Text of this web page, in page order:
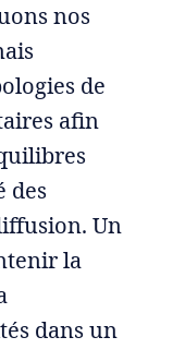
nos
de
afin
des
Un
la
dans un